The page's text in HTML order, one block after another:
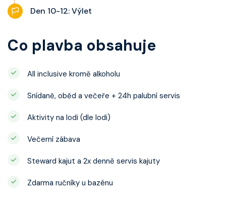
Den 10-12: Výlet
Co plavba obsahuje
All inclusive kromě alkoholu
Snídaně, oběd a večeře + 24h palubní servis
Aktivity na lodi (dle lodi)
Večerní zábava
Steward kajut a 2x denně servis kajuty
Zdarma ručníky u bazénu